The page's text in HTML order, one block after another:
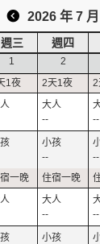
2026 年 7 月
週三 週四
1 2
--
--
--
--
--
--